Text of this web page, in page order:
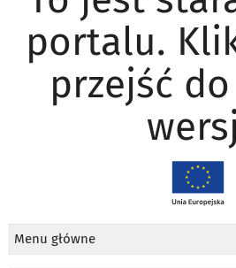
portalu.
przejść
Menu główne